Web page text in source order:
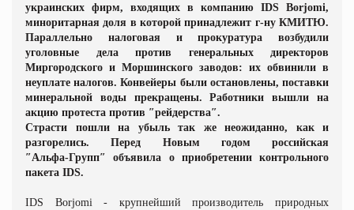
украинских фирм, входящих в компанию IDS Borjomi,
миноритарная доля в которой принадлежит г-ну КМИТЮ.
Параллельно налоговая и прокуратура возбудили
уголовные дела против генеральных директоров
Миргородского и Моршинского заводов: их обвинили в
неуплате налогов. Конвейеры были остановлены, поставки
минеральной воды прекращены. Работники вышли на
акцию протеста против ″рейдерства″.
Страсти пошли на убыль так же неожиданно, как и
разгорелись. Перед Новым годом российская
″Альфа‑Групп″ объявила о приобретении контрольного
пакета IDS.
IDS Borjomi - крупнейший производитель природных